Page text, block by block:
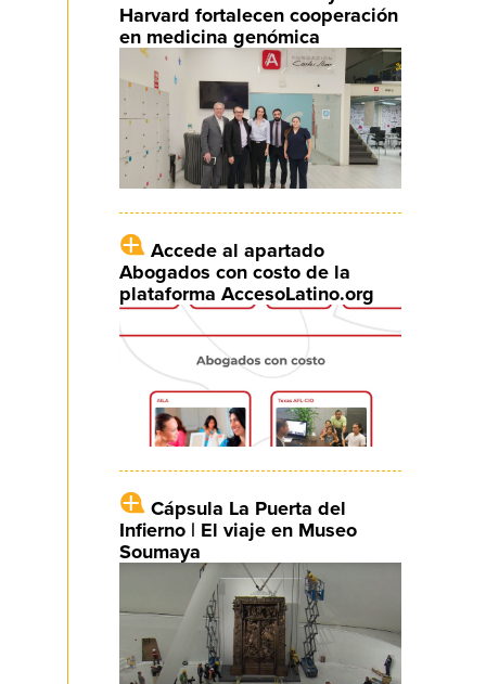
Harvard fortalecen cooperación
en medicina genómica
Accede al apartado
Abogados con costo de la
plataforma AccesoLatino.org
Cápsula La Puerta del
Infierno | El viaje en Museo
Soumaya